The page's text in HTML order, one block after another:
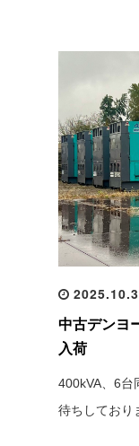
中古デンヨ
入荷
400kVA、6台
待ちしており